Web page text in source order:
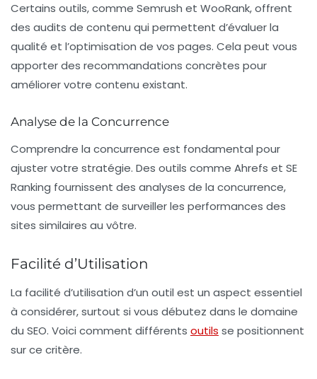
Certains outils, comme Semrush et WooRank, offrent
des audits de contenu qui permettent d’évaluer la
qualité et l’optimisation de vos pages. Cela peut vous
apporter des recommandations concrètes pour
améliorer votre contenu existant.
Analyse de la Concurrence
Comprendre la concurrence est fondamental pour
ajuster votre stratégie. Des outils comme Ahrefs et SE
Ranking fournissent des analyses de la concurrence,
vous permettant de surveiller les performances des
sites similaires au vôtre.
Facilité d’Utilisation
La facilité d’utilisation d’un outil est un aspect essentiel
à considérer, surtout si vous débutez dans le domaine
du SEO. Voici comment différents outils se positionnent
sur ce critère.